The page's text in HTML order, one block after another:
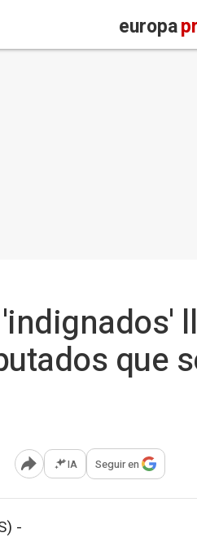
europa
que
Abrir opciones para compartir
IA Seguir en
-